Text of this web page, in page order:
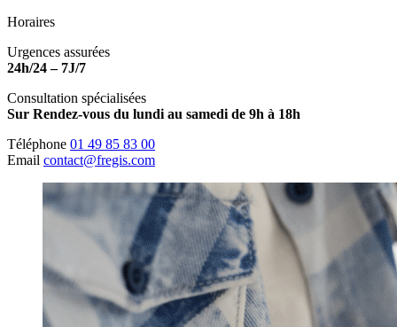
Horaires
Urgences assurées
24h/24 – 7J/7
Consultation spécialisées
Sur Rendez-vous du lundi au samedi de 9h à 18h
Téléphone 01 49 85 83 00
Email contact@fregis.com